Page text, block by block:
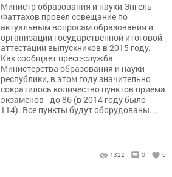
Министр образования и науки Энгель
Фаттахов провел совещание по
актуальным вопросам образования и
организации государственной итоговой
аттестации выпускников в 2015 году.
Как сообщает пресс-служба
Министерства образования и науки
республики, в этом году значительно
сократилось количество пунктов приема
экзаменов - до 86 (в 2014 году было
114). Все пункты будут оборудованы...
1322 0 0